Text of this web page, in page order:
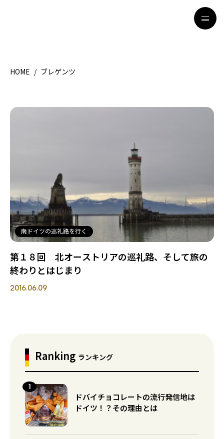
HOME
ライター募集
HOME / ブレゲンツ
南ドイツの巡礼路を行く
第１８回 北オーストリアの巡礼路、そして旅の
終わりとはじまり
2016.06.09
Ranking ランキング
ドバイチョコレートの流行発信地は
ドイツ！？その理由とは